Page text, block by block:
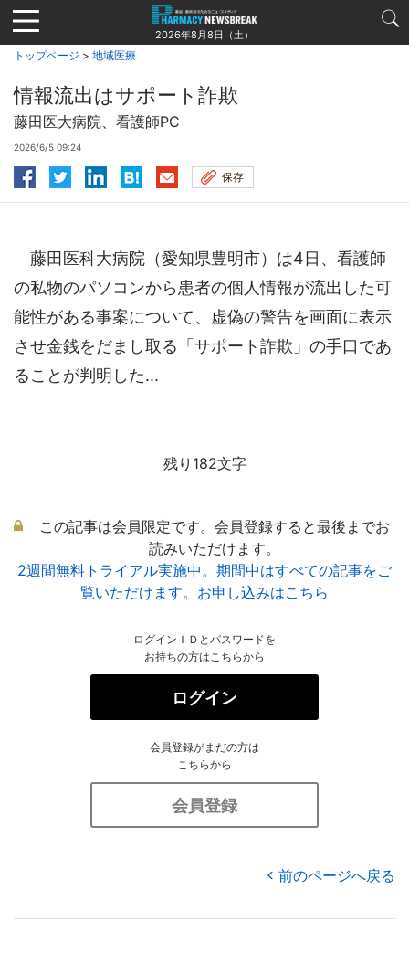
Jump
to
navigation
2026年8月8日（土）
トップページ > 地域医療
情報流出はサポート詐欺
藤田医大病院、看護師PC
2026/6/5 09:24
保存
藤田医科大病院（愛知県豊明市）は4日、看護師
の私物のパソコンから患者の個人情報が流出した可
能性がある事案について、虚偽の警告を画面に表示
させ金銭をだまし取る「サポート詐欺」の手口であ
ることが判明した...
残り182文字
この記事は会員限定です。会員登録すると最後までお
読みいただけます。
2週間無料トライアル実施中。期間中はすべての記事をご
覧いただけます。お申し込みはこちら
ログインＩＤとパスワードを
お持ちの方はこちらから
ログイン
会員登録がまだの方は
こちらから
会員登録
前のページへ戻る